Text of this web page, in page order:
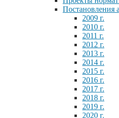
Постановления
2009 г.
2010 г.
2011 г.
2012 г.
2013 г.
2014 г.
2015 г.
2016 г.
2017 г.
2018 г.
2019 г.
2020 г.